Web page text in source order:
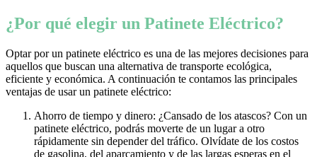
¿Por qué elegir un Patinete Eléctrico?
Optar por un patinete eléctrico es una de las mejores decisiones para
aquellos que buscan una alternativa de transporte ecológica,
eficiente y económica. A continuación te contamos las principales
ventajas de usar un patinete eléctrico:
Ahorro de tiempo y dinero: ¿Cansado de los atascos? Con un
patinete eléctrico, podrás moverte de un lugar a otro
rápidamente sin depender del tráfico. Olvídate de los costos
de gasolina, del aparcamiento y de las largas esperas en el